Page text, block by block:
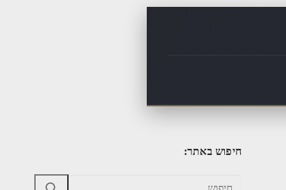
חיפוש באתר: